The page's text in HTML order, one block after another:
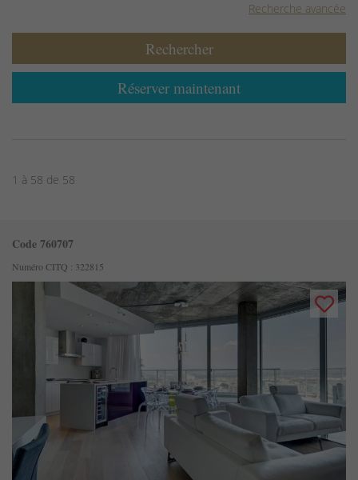
Recherche avancée
Réserver maintenant
Rechercher
1 à 58 de 58
Code 760707
Numéro CITQ : 322815